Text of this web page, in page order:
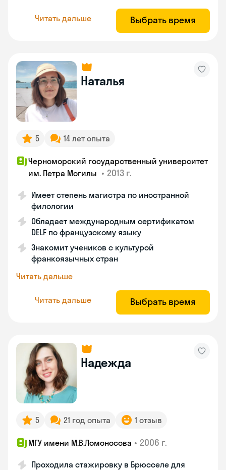
Читать дальше Выбрать время
Наталья
5 14 лет опыта
Черноморский государственный университет
им. Петра Могилы • 2013 г.
Имеет степень магистра по иностранной
филологии
Обладает международным сертификатом
DELF по французскому языку
Знакомит учеников с культурой
франкоязычных стран
Читать дальше
Читать дальше Выбрать время
Надежда
5 21 год опыта 1 отзыв
МГУ имени М.В.Ломоносова • 2006 г.
Проходила стажировку в Брюсселе для